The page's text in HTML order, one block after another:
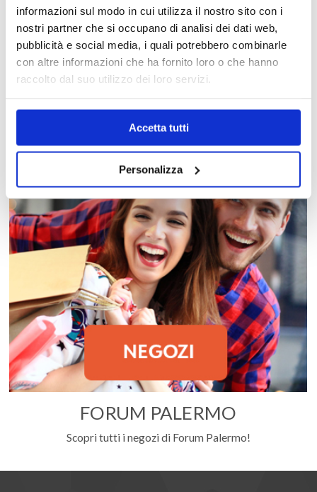
informazioni sul modo in cui utilizza il nostro sito con i
nostri partner che si occupano di analisi dei dati web,
pubblicità e social media, i quali potrebbero combinarle
con altre informazioni che ha fornito loro o che hanno
raccolto dal suo utilizzo dei loro servizi.
Accetta tutti
Personalizza
MAPPA DEL CENTRO
FORUM PALERMO
Scopri tutti i negozi di Forum Palermo!